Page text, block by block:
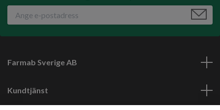
Farmab Sverige AB
Kundtjänst